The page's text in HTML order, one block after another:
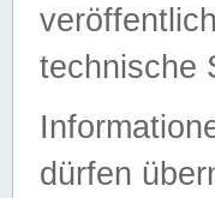
technische
dürfen